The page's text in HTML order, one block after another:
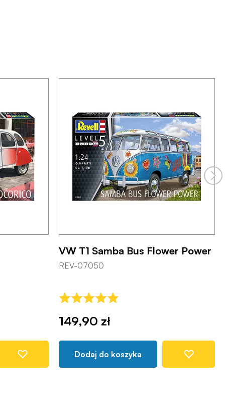
VW T1 Samba Bus Flower Power
REV-07050
149,90 zł
Dodaj do koszyka